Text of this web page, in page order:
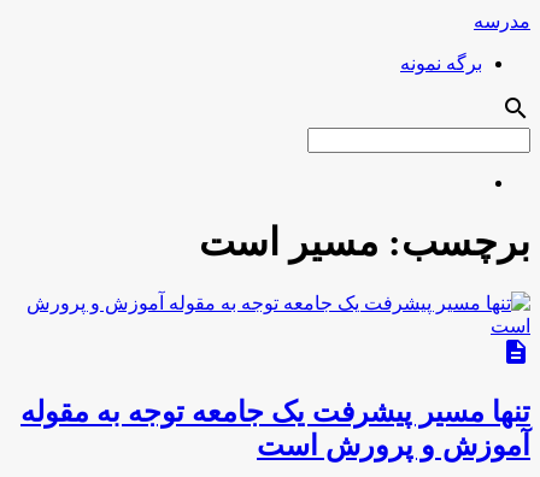
مدرسه
برگه نمونه
search
برچسب: مسیر است
description
تنها مسیر پیشرفت یک جامعه توجه به مقوله
آموزش و پرورش است